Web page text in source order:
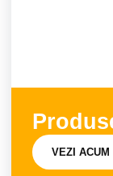
VEZI ACUM